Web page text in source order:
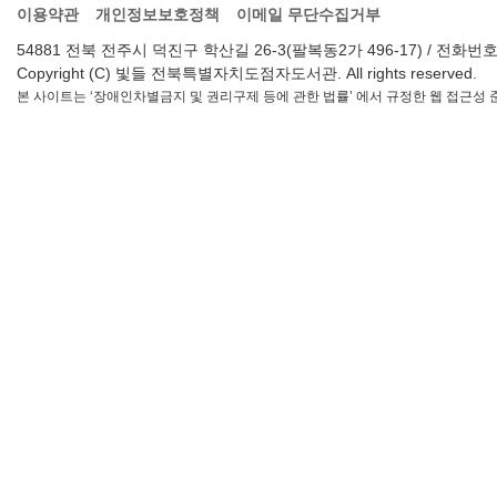
이용약관 개인정보보호정책
이메일 무단수집거부
54881 전북 전주시 덕진구 학산길 26-3(팔복동2가 496-17) / 전화
Copyright (C) 빛들 전북특별자치도점자도서관. All rights reserved.
본 사이트는 ‘장애인차별금지 및 권리구제 등에 관한 법률’ 에서 규정한 웹 접근